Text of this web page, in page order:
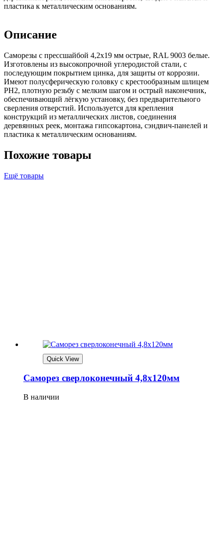
пластика к металлическим основаниям.
Описание
Саморезы с прессшайбой 4,2х19 мм острые, RAL 9003 белые.
Изготовлены из высокопрочной углеродистой стали, с
последующим покрытием цинка, для защиты от коррозии.
Имеют полусферическую головку с крестообразным шлицем
РН2, плотную резьбу с мелким шагом и острый наконечник,
обеспечивающий лёгкую установку, без предварительного
сверления отверстий. Используется для крепления
конструкций из металлических листов, соединения
деревянных реек, монтажа гипсокартона, сэндвич-панелей и
пластика к металлическим основаниям.
Похожие товары
Ещё товары
Quick View
Саморез сверлоконечный 4,8х120мм
В наличии